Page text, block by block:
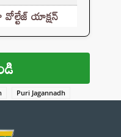
యాక్షన్
Puri Jagannadh